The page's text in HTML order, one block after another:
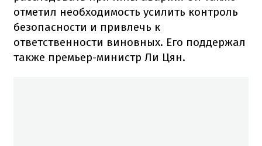
отметил необходимость усилить контроль
безопасности и привлечь к
ответственности виновных. Его поддержал
также премьер-министр Ли Цян.